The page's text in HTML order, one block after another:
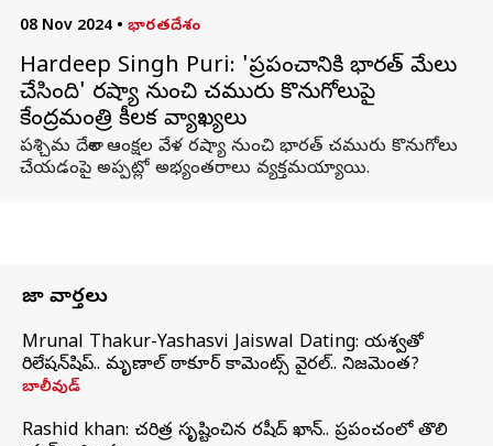
08 Nov 2024 • భారతదేశం
Hardeep Singh Puri: 'ప్రపంచానికి భారత్ మేలు
చేసింది' రష్యా నుంచి చమురు కొనుగోలుపై
కేంద్రమంత్రి కీలక వ్యాఖ్యలు
పశ్చిమ దేశాల ఆంక్షల వేళ రష్యా నుంచి భారత్‌ చమురు కొనుగోలు
చేయడంపై అప్పట్లో అభ్యంతరాలు వ్యక్తమయ్యాయి.
తాజా వార్తలు
Mrunal Thakur-Yashasvi Jaiswal Dating: యశస్వితో
రిలేషన్‌షిప్.. మృణాల్ ఠాకూర్ కామెంట్స్ వైరల్.. నిజమెంత?
బాలీవుడ్
Rashid khan: చరిత్ర సృష్టించిన రషీద్ ఖాన్.. ప్రపంచంలో తొలి